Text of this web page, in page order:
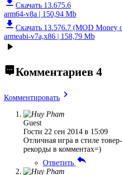
Скачать 13.675.6
arm64-v8a | 150,94 Mb
Скачать 13.576.7 (MOD Money
armeabi-v7a,x86 | 158,79 Mb
Комментариев 4
Комментировать
Guest
Гости 22 сен 2014 в 15:09
Отличная игра в стиле
рекорды в комментах=)
Ответить